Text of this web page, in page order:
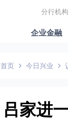
分行机构
企业金融
首页 今日兴业
吕家进